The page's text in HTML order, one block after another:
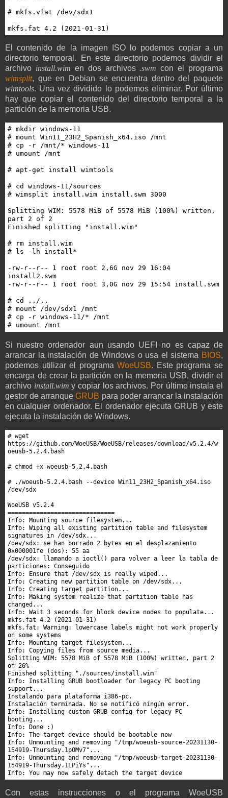
# mkfs.vfat /dev/sdx1
mkfs.fat 4.2 (2021-01-31)
El contenido de la imagen ISO lo podemos copiar a un
directorio temporal. En este directorio podemos dividir el
archivo install.wim en dos archivos.swm con el programa
wimsplit, que en Debian se encuentra dentro del paquete
wimtools. Una vez dividido lo podemos eliminar. Por último
hay que copiar el contenido del directorio temporal a la
partición de la memoria USB.
# mkdir windows-11
# mount Win11_23H2_Spanish_x64.iso /mnt
# cp -r /mnt/* windows-11
# umount /mnt
# apt-get install wimtools
# cd windows-11/sources
# wimsplit install.wim install.swm 3000
Splitting WIM: 5578 MiB of 5578 MiB (100%) written,
part 2 of 2
Finished splitting "install.wim"
# rm install.wim
# ls -lh install*
-rw-r--r-- 1 root root 2,6G nov 29 16:04
install2.swm
-rw-r--r-- 1 root root 3,0G nov 29 15:54 install.swm
# cd ../..
# mount /dev/sdx1 /mnt
# cp -r windows-11/* /mnt
# umount /mnt
Si nuestro ordenador aun usando UEFI no es capaz de
arrancar la instalación de Windows o usa el sistema BIOS,
podemos utilizar el programaWoeUSB. Este programa se
encarga de crear la partición en la memoria USB, dividir el
archivo install.wim y copiar los archivos. Por último instala el
gestor de arranqueGRUB para poder arrancar la instalación
en cualquier ordenador. El ordenador ejecuta GRUB y este
ejecuta la instalación de Windows.
# wget
https://github.com/WoeUSB/WoeUSB/releases/download/v5.2.4/w
oeusb-5.2.4.bash
# chmod +x woeusb-5.2.4.bash
# ./woeusb-5.2.4.bash --device Win11_23H2_Spanish_x64.iso
/dev/sdx
WoeUSB v5.2.4
==============================
Info: Mounting source filesystem...
Info: Wiping all existing partition table and filesystem
signatures in /dev/sdx...
/dev/sdx: se han borrado 2 bytes en el desplazamiento
0x000001fe (dos): 55 aa
/dev/sdx: llamando a ioctl() para volver a leer la tabla de
particiones: Conseguido
Info: Ensure that /dev/sdx is really wiped...
Info: Creating new partition table on /dev/sdx...
Info: Creating target partition...
Info: Making system realize that partition table has
changed...
Info: Wait 3 seconds for block device nodes to populate...
mkfs.fat 4.2 (2021-01-31)
mkfs.fat: Warning: lowercase labels might not work properly
on some systems
Info: Mounting target filesystem...
Info: Copying files from source media...
Splitting WIM: 5578 MiB of 5578 MiB (100%) written, part 2
of 26%
Finished splitting "./sources/install.wim"
Info: Installing GRUB bootloader for legacy PC booting
support...
Instalando para plataforma i386-pc.
Instalación terminada. No se notificó ningún error.
Info: Installing custom GRUB config for legacy PC
booting...
Info: Done :)
Info: The target device should be bootable now
Info: Unmounting and removing "/tmp/woeusb-source-20231130-
154919-Thursday.1pOMv7"...
Info: Unmounting and removing "/tmp/woeusb-target-20231130-
154919-Thursday.1LPiYs"...
Info: You may now safely detach the target device
Con estas instrucciones o el programa WoeUSB